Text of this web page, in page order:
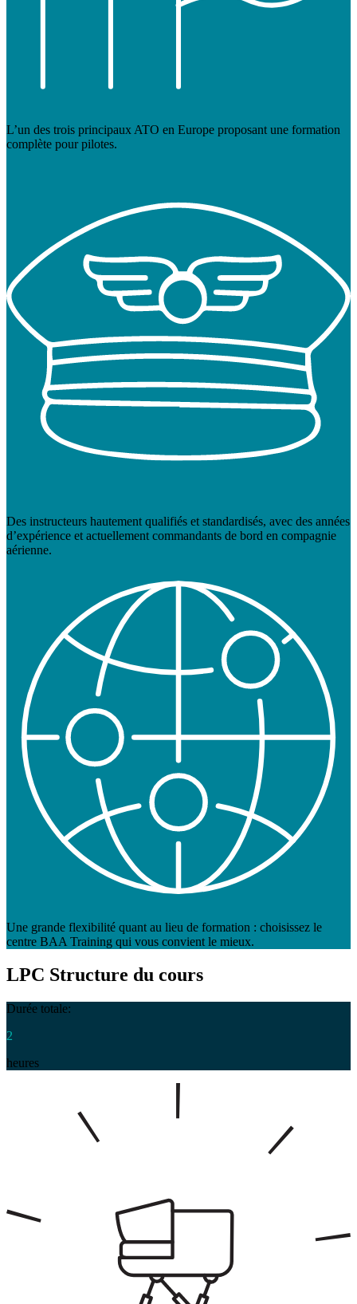
L’un des trois principaux ATO en Europe proposant une formation
complète pour pilotes.
Des instructeurs hautement qualifiés et standardisés, avec des années
d’expérience et actuellement commandants de bord en compagnie
aérienne.
Une grande flexibilité quant au lieu de formation : choisissez le
centre BAA Training qui vous convient le mieux.
LPC Structure du cours
Durée totale:
2
heures